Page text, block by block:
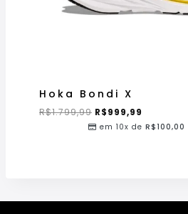
Hoka Bondi X
R$1.799,99 R$999,99
em 10x de R$ 100,00